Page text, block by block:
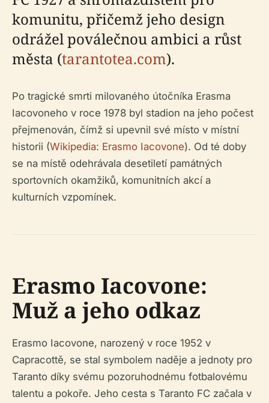
komunitu, přičemž jeho design
odrážel poválečnou ambici a růst
města (tarantotea.com).
Po tragické smrti milovaného útočníka Erasma
Iacovoneho v roce 1978 byl stadion na jeho počest
přejmenován, čímž si upevnil své místo v místní
historii (Wikipedia: Erasmo Iacovone). Od té doby
se na místě odehrávala desetiletí památných
sportovních okamžiků, komunitních akcí a
kulturních vzpomínek.
Erasmo Iacovone:
Muž a jeho odkaz
Erasmo Iacovone, narozený v roce 1952 v
Capracottě, se stal symbolem naděje a jednoty pro
Taranto díky svému pozoruhodnému fotbalovému
talentu a pokoře. Jeho cesta s Taranto FC začala v